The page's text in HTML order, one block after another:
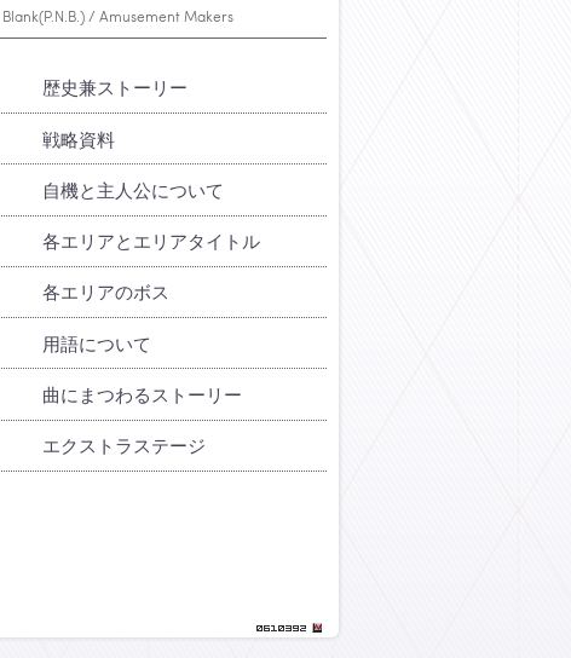
/ Amusement Makers
歴史兼ストーリー
戦略資料
自機と主人公について
各エリアとエリアタイトル
各エリアのボス
用語について
曲にまつわるストーリー
エクストラステージ